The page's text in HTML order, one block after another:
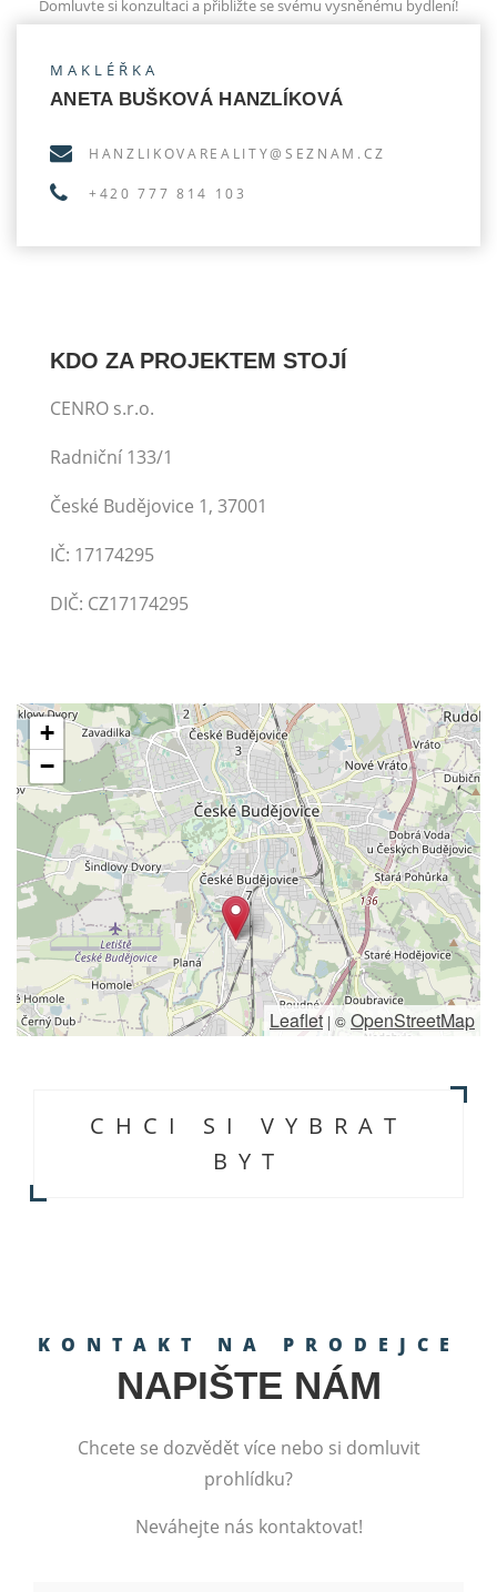
Domluvte si konzultaci a přibližte se svému vysněnému bydlení!
MAKLÉŘKA
ANETA BUŠKOVÁ HANZLÍKOVÁ
HANZLIKOVAREALITY@ SEZNAM.CZ
+420 777 814 103
KDO ZA PROJEKTEM STOJÍ
CENRO s.r.o.
Radniční 133/1
České Budějovice 1, 37001
IČ: 17174295
DIČ: CZ17174295
+
−
Leaflet | © OpenStreetMap
CHCI SI VYBRAT
BYT
KONTAKT NA PRODEJCE
NAPIŠTE NÁM
Chcete se dozvědět více nebo si domluvit
prohlídku?
Neváhejte nás kontaktovat!